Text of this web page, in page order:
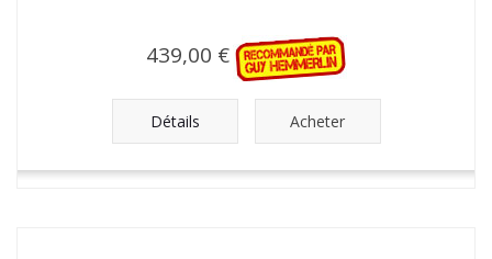
439,00 €
Détails Acheter